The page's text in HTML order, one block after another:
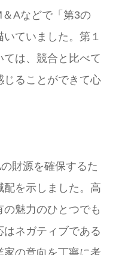
Aなどで「第3の
ていました。第１
は、競合と比べて
じることができて心
財源を確保するた
を示しました。高
魅力のひとつでも
ネガティブである
家の意向を丁寧に考